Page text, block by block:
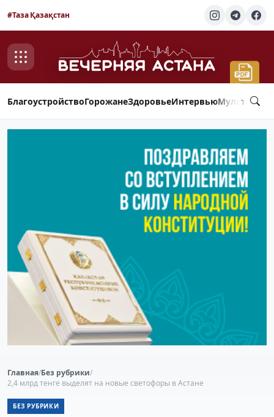
#Таза Қазақстан
БлагоустройствоГорожанеЗдоровьеИнтервью
Главная/Без рубрики/
2,4 млрд тенге выделят на новые светофоры в Астане
БЕЗ РУБРИКИ